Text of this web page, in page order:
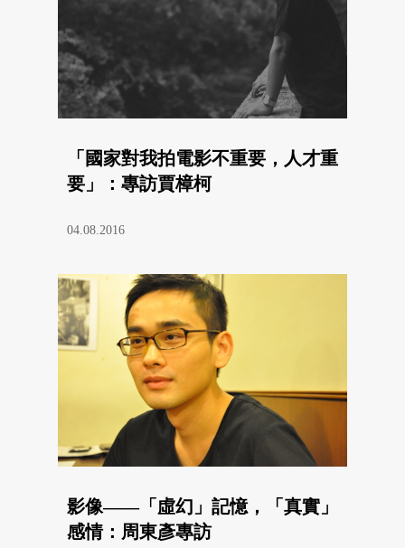
「國家對我拍電影不重要，人才重
要」：專訪賈樟柯
04.08.2016
影像——「虛幻」記憶，「真實」
感情：周東彥專訪